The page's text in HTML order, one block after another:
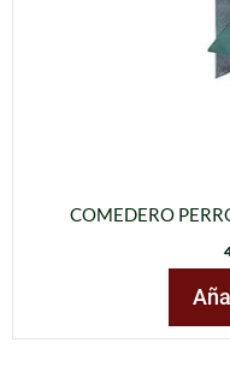
COMEDERO